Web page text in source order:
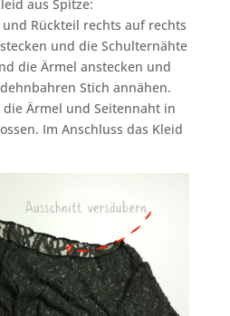
aus Spitze:
Rückteil rechts auf rechts
und die Schulternähte
die Ärmel anstecken und
Stich annähen.
Ärmel und Seitennaht in
Im Anschluss das Kleid